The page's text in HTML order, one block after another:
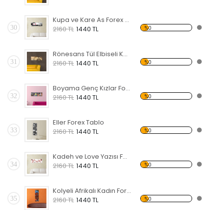
30
Kupa ve Kare As Forex Tablo
2160 TL 1440 TL %0
31
Rönesans Tül Elbiseli KadınForex Tablo
2160 TL 1440 TL %0
32
Boyama Genç Kızlar Forex Tablo
2160 TL 1440 TL %0
33
Eller Forex Tablo
2160 TL 1440 TL %0
34
Kadeh ve Love Yazısı Forex Tablo
2160 TL 1440 TL %0
35
Kolyeli Afrikalı Kadın Forex Tablo
2160 TL 1440 TL %0